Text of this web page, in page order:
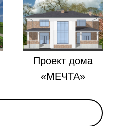
Проект дома
«МЕЧТА»